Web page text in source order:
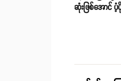
ဆုံးဖြစ်အောင် ပံ့